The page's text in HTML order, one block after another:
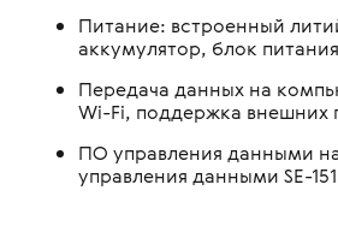
Питание: встроенный
аккумулятор, блок
Передача данных на
Wi-Fi, поддержка внешних
ПО управления данными
управления данными SE-